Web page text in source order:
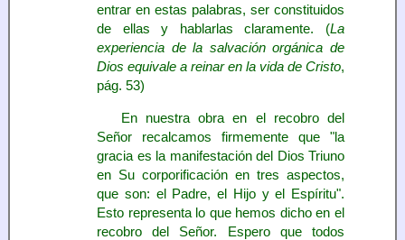
entrar en estas palabras, ser constituidos
de ellas y hablarlas claramente. (La
experiencia de la salvación orgánica de
Dios equivale a reinar en la vida de Cristo,
pág. 53)
En nuestra obra en el recobro del
Señor recalcamos firmemente que "la
gracia es la manifestación del Dios Triuno
en Su corporificación en tres aspectos,
que son: el Padre, el Hijo y el Espíritu".
Esto representa lo que hemos dicho en el
recobro del Señor. Espero que todos